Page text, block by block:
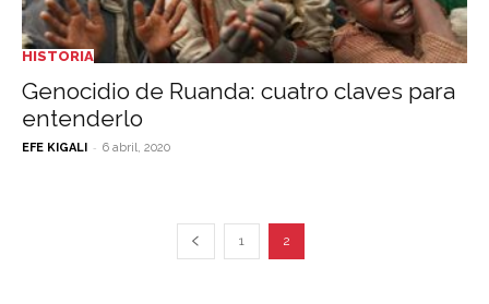
HISTORIA
Genocidio de Ruanda: cuatro claves para
entenderlo
EFE KIGALI - 6 abril, 2020
1 2